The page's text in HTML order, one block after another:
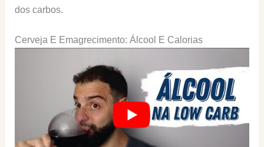
dos carbos.
Cerveja E Emagrecimento: Álcool E Calorias